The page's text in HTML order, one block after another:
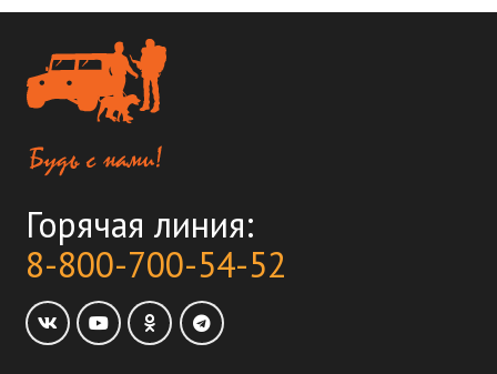
Горячая линия:
8-800-700-54-52